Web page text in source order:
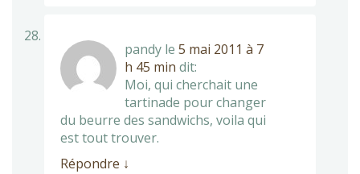
pandy le 5 mai 2011 à 7
h 45 min dit:
Moi, qui cherchait une
tartinade pour changer
du beurre des sandwichs, voila qui
est tout trouver.
Répondre ↓